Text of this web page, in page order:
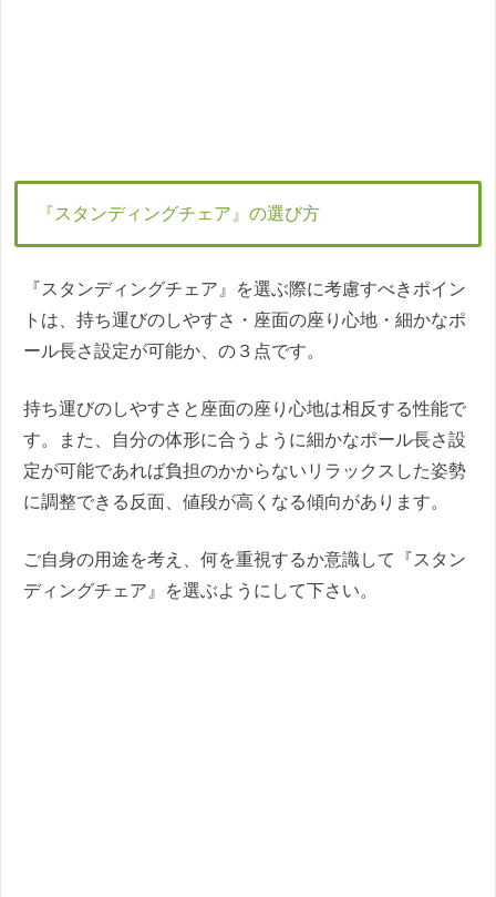
『スタンディングチェア』の選び方
『スタンディングチェア』を選ぶ際に考慮すべきポイン
トは、持ち運びのしやすさ・座面の座り心地・細かなポ
ール長さ設定が可能か、の３点です。
持ち運びのしやすさと座面の座り心地は相反する性能で
す。また、自分の体形に合うように細かなポール長さ設
定が可能であれば負担のかからないリラックスした姿勢
に調整できる反面、値段が高くなる傾向があります。
ご自身の用途を考え、何を重視するか意識して『スタン
ディングチェア』を選ぶようにして下さい。